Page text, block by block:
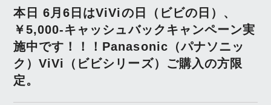
本日 6月6日はViViの日（ビビの日）、
￥5,000-キャッシュバックキャンペーン実
施中です！！！Panasonic（パナソニッ
ク）ViVi（ビビシリーズ）ご購入の方限
定。